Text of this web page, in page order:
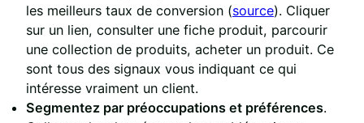
les meilleurs taux de conversion (source). Cliquer
sur un lien, consulter une fiche produit, parcourir
une collection de produits, acheter un produit. Ce
sont tous des signaux vous indiquant ce qui
intéresse vraiment un client.
Segmentez par préoccupations et préférences.